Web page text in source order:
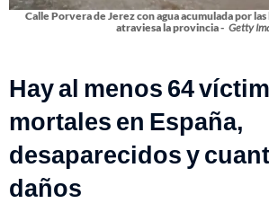
Calle Porvera de Jerez con agua acumulada por
atraviesa la provincia - Getty
Hay al menos 64
mortales en España,
desaparecidos y
daños